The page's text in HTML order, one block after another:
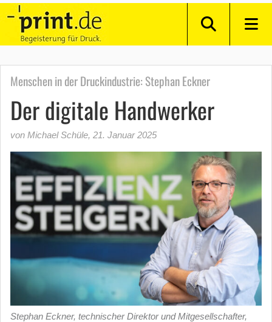
Menschen in der Druckindustrie: Stephan Eckner
Der digitale Handwerker
von Michael Schüle, 21. Januar 2025
Stephan Eckner, technischer Direktor und Mitgesellschafter,